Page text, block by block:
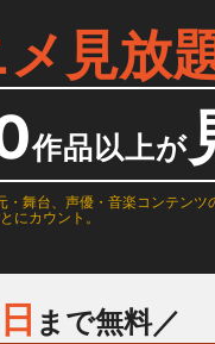
見放
作品以上が
舞台、声優・音楽コンテンツ
にカウント。
日 まで無料／